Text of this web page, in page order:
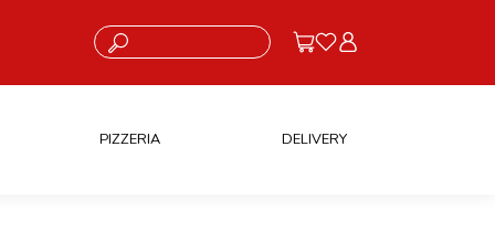
Cosa stai cercando?
PIZZERIA DELIVERY